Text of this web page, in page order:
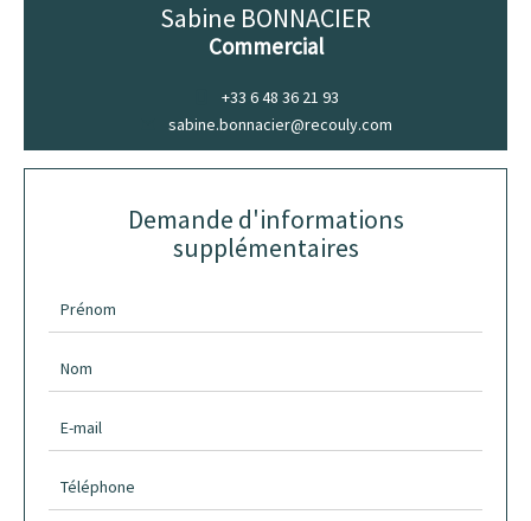
Sabine BONNACIER
Commercial
+33 6 48 36 21 93
sabine.bonnacier@recouly.com
Demande d'informations
supplémentaires